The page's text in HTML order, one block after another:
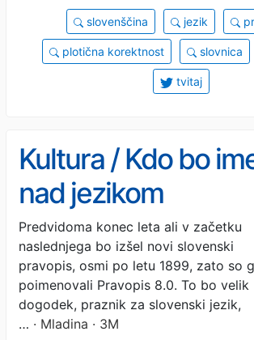
slovenščina jezik
plotična korektnost slovnica
tvitaj
Kultura / Kdo bo
nad jezikom
Predvidoma konec leta ali v začetku
naslednjega bo izšel novi slovenski
pravopis, osmi po letu 1899, zato so
poimenovali Pravopis 8.0. To bo velik
dogodek, praznik za slovenski jezik,
… · Mladina · 3M